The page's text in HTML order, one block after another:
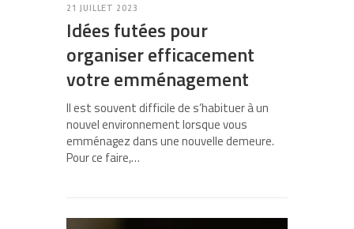
21 JUILLET 2023
Idées futées pour
organiser efficacement
votre emménagement
Il est souvent difficile de s’habituer à un
nouvel environnement lorsque vous
emménagez dans une nouvelle demeure.
Pour ce faire,…